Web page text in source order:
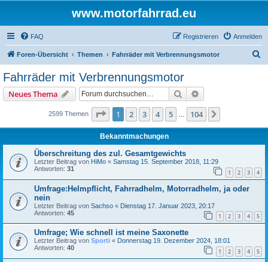
www.motorfahrrad.eu
FAQ Anmelden
Registrieren
Foren-Übersicht Themen Fahrräder mit Verbrennungsmotor
Fahrräder mit Verbrennungsmotor
Neues Thema Suche
2599 Themen Seite 1von 104
1 2 3 4 5 104
Bekanntmachungen
Überschreitung des zul. Gesamtgewichts
Letzter Beitrag von HiMo « Samstag 15. September 2018, 11:29
Antworten: 31 1 2 3 4
Umfrage:Helmpflicht, Fahrradhelm, Motorradhelm, ja oder
nein
Letzter Beitrag von Sachso « Dienstag 17. Januar 2023, 20:17
Antworten: 45 1 2 3 4 5
Umfrage; Wie schnell ist meine Saxonette
Letzter Beitrag von Sporti « Donnerstag 19. Dezember 2024, 18:01
Antworten: 40 1 2 3 4 5